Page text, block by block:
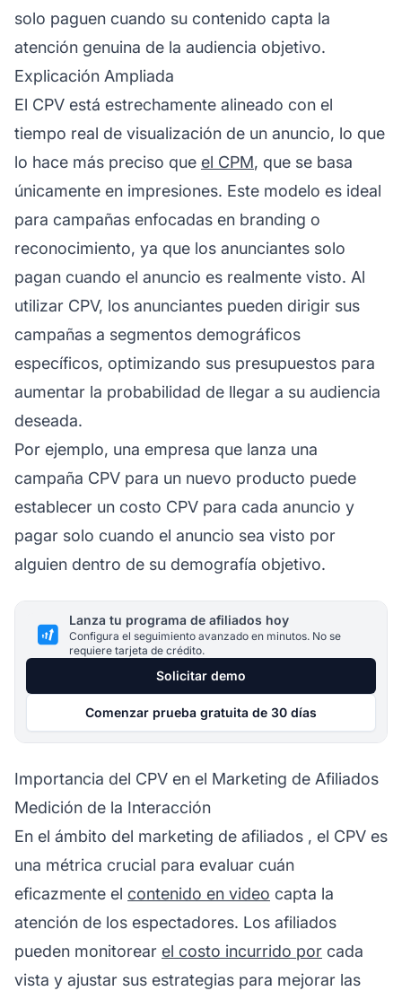
solo paguen cuando su contenido capta la
atención genuina de la audiencia objetivo.
Explicación Ampliada
El CPV está estrechamente alineado con el
tiempo real de visualización de un anuncio, lo que
lo hace más preciso que el CPM, que se basa
únicamente en impresiones. Este modelo es ideal
para campañas enfocadas en branding o
reconocimiento, ya que los anunciantes solo
pagan cuando el anuncio es realmente visto. Al
utilizar CPV, los anunciantes pueden dirigir sus
campañas a segmentos demográficos
específicos, optimizando sus presupuestos para
aumentar la probabilidad de llegar a su audiencia
deseada.
Por ejemplo, una empresa que lanza una
campaña CPV para un nuevo producto puede
establecer un costo CPV para cada anuncio y
pagar solo cuando el anuncio sea visto por
alguien dentro de su demografía objetivo.
Lanza tu programa de afiliados hoy
Configura el seguimiento avanzado en minutos. No se
requiere tarjeta de crédito.
Solicitar demo
Comenzar prueba gratuita de 30 días
Importancia del CPV en el Marketing de Afiliados
Medición de la Interacción
En el ámbito del marketing de afiliados , el CPV es
una métrica crucial para evaluar cuán
eficazmente el contenido en video capta la
atención de los espectadores. Los afiliados
pueden monitorear el costo incurrido por cada
vista y ajustar sus estrategias para mejorar las